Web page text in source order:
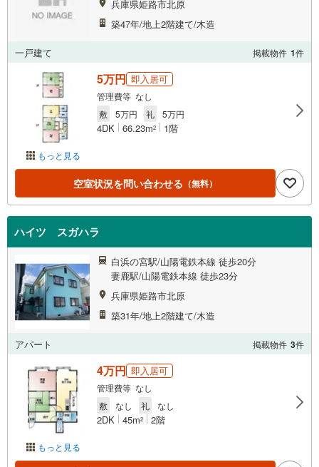
兵庫県姫路市北原
築47年/地上2階建て/木造
一戸建て 掲載物件 1件
もっと見る
5万円 即入居可
管理費等 なし
敷
5万円 礼 5万円
4DK 66.23m2 1階
空室状況を問い合わせる （無料）
ハイツ スガハラ
白浜の宮駅/山陽電鉄本線 徒歩20分
妻鹿駅/山陽電鉄本線 徒歩23分
兵庫県姫路市北原
築31年/地上2階建て/木造
アパート 掲載物件 3件
もっと見る
4万円 即入居可
管理費等 なし
敷
なし 礼 なし
2DK 45m2 2階